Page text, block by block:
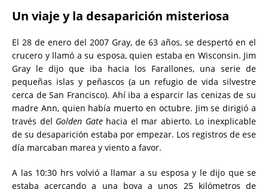
Un viaje y la desaparición misteriosa
El 28 de enero del 2007 Gray, de 63 años, se despertó en el
crucero y llamó a su esposa, quien estaba en Wisconsin. Jim
Gray le dijo que iba hacia los Farallones, una serie de
pequeñas islas y peñascos (a un refugio de vida silvestre
cerca de San Francisco). Ahí iba a esparcir las cenizas de su
madre Ann, quien había muerto en octubre. Jim se dirigió a
través del Golden Gatehacia el mar abierto. Lo inexplicable
de su desaparición estaba por empezar. Los registros de ese
día marcaban marea y viento a favor.
A las 10:30 hrs volvió a llamar a su esposa y le dijo que se
estaba acercando a una boya a unos 25 kilómetros de